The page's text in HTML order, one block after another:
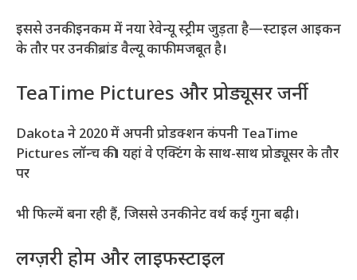
इससे उनकी इनकम में नया रेवेन्यू स्ट्रीम जुड़ता है—स्टाइल आइकन
के तौर पर उनकी ब्रांड वैल्यू काफी मजबूत है।
TeaTime Pictures और प्रोड्यूसर जर्नी
Dakota ने 2020 में अपनी प्रोडक्शन कंपनी TeaTime
Pictures लॉन्च की। यहां वे एक्टिंग के साथ-साथ प्रोड्यूसर के तौर
पर
भी फिल्में बना रही हैं, जिससे उनकी नेट वर्थ कई गुना बढ़ी।
लग्ज़री होम और लाइफस्टाइल